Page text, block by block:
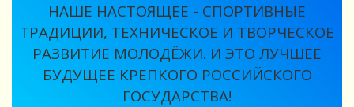
НАШЕ НАСТОЯЩЕЕ - СПОРТИВНЫЕ
ТРАДИЦИИ, ТЕХНИЧЕСКОЕ И ТВОРЧЕСКОЕ
РАЗВИТИЕ МОЛОДЁЖИ. И ЭТО ЛУЧШЕЕ
БУДУЩЕЕ КРЕПКОГО РОССИЙСКОГО
ГОСУДАРСТВА!